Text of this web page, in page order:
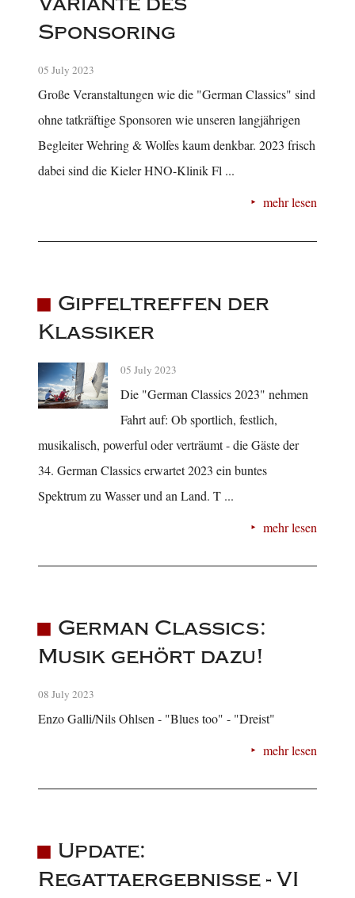
Sponsoring
05 July 2023
Große Veranstaltungen wie die "German Classics" sind
ohne tatkräftige Sponsoren wie unseren langjährigen
Begleiter Wehring & Wolfes kaum denkbar. 2023 frisch
dabei sind die Kieler HNO-Klinik Fl ...
mehr lesen
Gipfeltreffen der
Klassiker
05 July 2023
Die "German Classics 2023" nehmen
Fahrt auf: Ob sportlich, festlich,
musikalisch, powerful oder verträumt - die Gäste der
34. German Classics erwartet 2023 ein buntes
Spektrum zu Wasser und an Land. T ...
mehr lesen
German Classics:
Musik gehört dazu!
08 July 2023
Enzo Galli/Nils Ohlsen - "Blues too" - "Dreist"
mehr lesen
Update:
Regattaergebnisse - VI